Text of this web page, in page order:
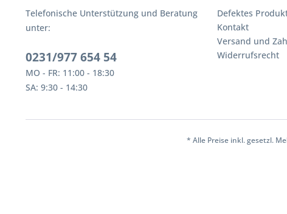
Telefonische Unterstützung und Beratung
unter:
0231/977 654 54
MO - FR: 11:00 - 18:30
SA: 9:30 - 14:30
Defektes
Kontakt
Versand und
Widerrufsrecht
* Alle Preise inkl. gesetzl.